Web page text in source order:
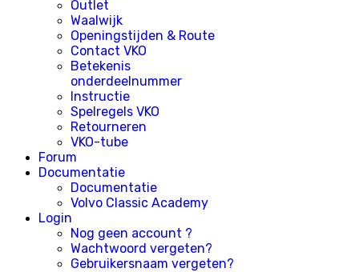
Outlet
Waalwijk
Openingstijden & Route
Contact VKO
Betekenis
onderdeelnummer
Instructie
Spelregels VKO
Retourneren
VKO-tube
Forum
Documentatie
Documentatie
Volvo Classic Academy
Login
Nog geen account ?
Wachtwoord vergeten?
Gebruikersnaam vergeten?